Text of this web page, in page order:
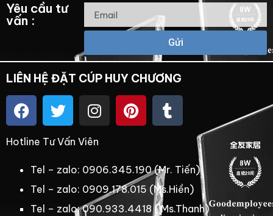
Yêu cầu tư
vấn :
Gửi
LIÊN HỆ ĐẶT CÚP HUY CHƯƠNG
Hotline Tư Vấn Viên
Tel – zalo: 0906.345.190 (Mr. Tiến)
Tel – zalo: 0909.178.015 (Ms.Hiền)
Tel – zalo: 090.933.4418 ( Ms.Thanh)